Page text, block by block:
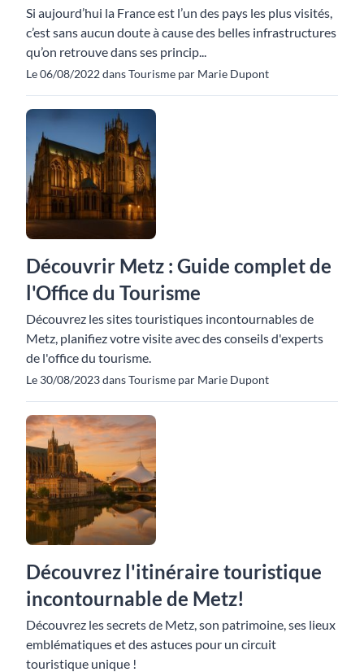
Si aujourd’hui la France est l’un des pays les plus visités,
c’est sans aucun doute à cause des belles infrastructures
qu’on retrouve dans ses princip...
Le 06/08/2022 dans Tourisme par Marie Dupont
Découvrir Metz : Guide complet de
l'Office du Tourisme
Découvrez les sites touristiques incontournables de
Metz, planifiez votre visite avec des conseils d'experts
de l'office du tourisme.
Le 30/08/2023 dans Tourisme par Marie Dupont
Découvrez l'itinéraire touristique
incontournable de Metz!
Découvrez les secrets de Metz, son patrimoine, ses lieux
emblématiques et des astuces pour un circuit
touristique unique !